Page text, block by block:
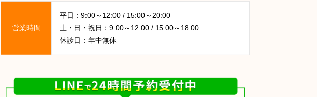
営業時間
平日：9:00～12:00 / 15:00～20:00
土・日・祝日：9:00～12:00 / 15:00～18:00
休診日：年中無休